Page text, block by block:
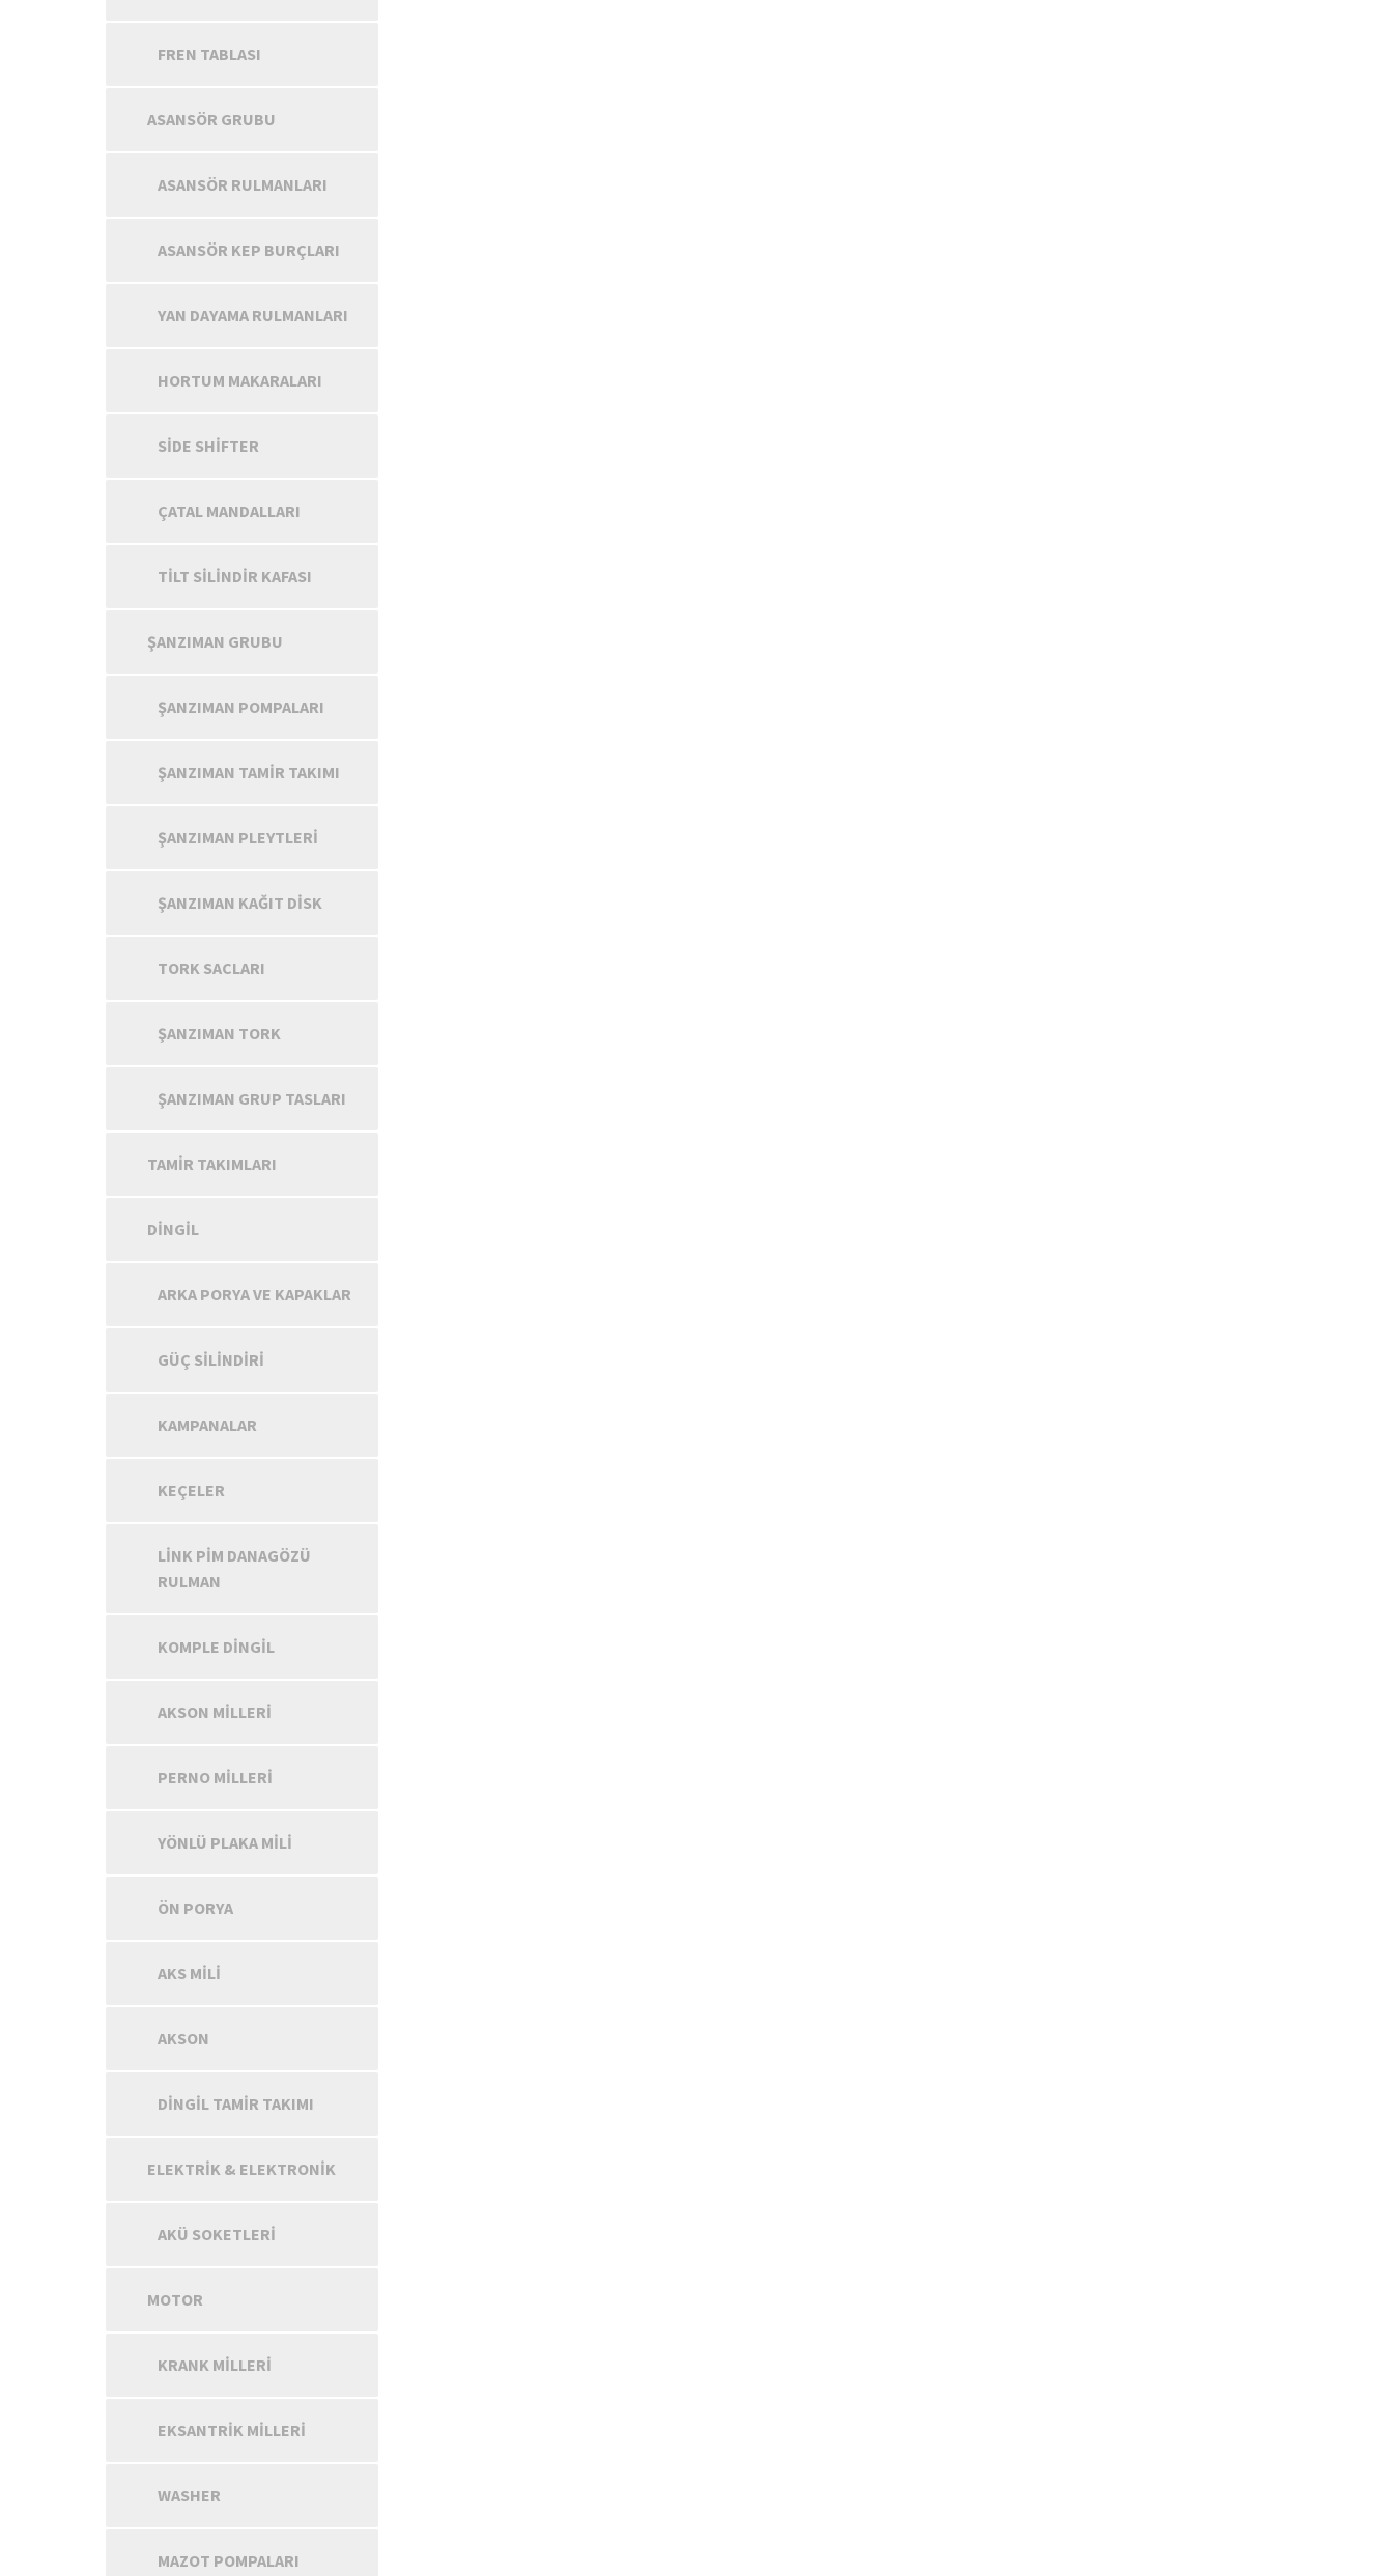
FREN TABLASI
ASANSÖR GRUBU
ASANSÖR RULMANLARI
ASANSÖR KEP BURÇLARI
YAN DAYAMA RULMANLARI
HORTUM MAKARALARI
SIDE SHIFTER
ÇATAL MANDALLARI
TILT SILINDIR KAFASI
ŞANZIMAN GRUBU
ŞANZIMAN POMPALARI
ŞANZIMAN TAMIR TAKIMI
ŞANZIMAN PLEYTLERI
ŞANZIMAN KAĞIT DISK
TORK SACLARI
ŞANZIMAN TORK
ŞANZIMAN GRUP TASLARI
TAMIR TAKIMLARI
DINGIL
ARKA PORYA VE KAPAKLAR
GÜÇ SILINDIRI
KAMPANALAR
KEÇELER
LINK PIM DANAGÖZÜ
RULMAN
KOMPLE DINGIL
AKSON MILLERI
PERNO MILLERI
YÖNLÜ PLAKA MILI
ÖN PORYA
AKS MILI
AKSON
DINGIL TAMIR TAKIMI
ELEKTRIK & ELEKTRONIK
AKÜ SOKETLERI
MOTOR
KRANK MILLERI
EKSANTRIK MILLERI
WASHER
MAZOT POMPALARI